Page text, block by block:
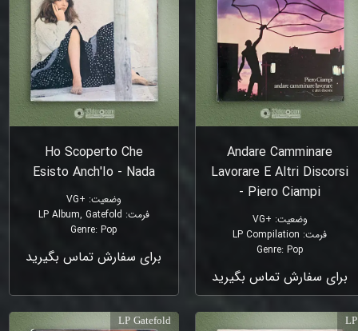
Andare Camminare
Lavorare E Altri Discorsi
- Piero Ciampi
وضعیت:
+VG
فرمت:
LP Compilation
Genre: Pop
برای سفارش تماس بگیرید
Ho Scoperto Che
Esisto Anch'Io - Nada
وضعیت:
+VG
فرمت:
LP Album, Gatefold
Genre: Pop
برای سفارش تماس بگیرید
LP
LP Gatefold